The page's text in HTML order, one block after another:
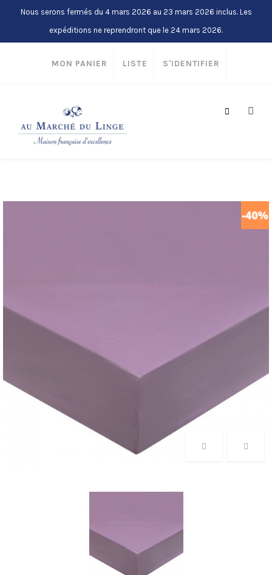
Nous serons fermés du 4 mars 2026 au 23 mars 2026 inclus. Les
expéditions ne reprendront que le 24 mars 2026.
MON PANIER LISTE S'IDENTIFIER